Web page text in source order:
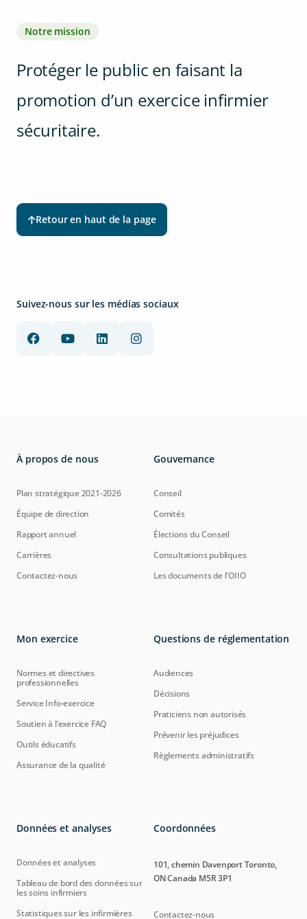
Notre mission
Protéger le public en faisant la
promotion d’un exercice infirmier
sécuritaire.
Retour en haut de la page
Suivez-nous sur les médias sociaux
À propos de nous
Plan stratégique 2021-2026
Équipe de direction
Rapport annuel
Carrières
Contactez-nous
Gouvernance
Conseil
Comités
Élections du Conseil
Consultations publiques
Les documents de l'OIIO
Mon exercice
Normes et directives
professionnelles
Service Info-exercice
Soutien à l’exercice FAQ
Outils éducatifs
Assurance de la qualité
Questions de réglementation
Audiences
Décisions
Praticiens non autorisés
Prévenir les préjudices
Règlements administratifs
Données et analyses
Données et analyses
Tableau de bord des données sur
les soins infirmiers
Statistiques sur les infirmières
Coordonnées
101, chemin Davenport Toronto,
ON Canada M5R 3P1
Contactez-nous